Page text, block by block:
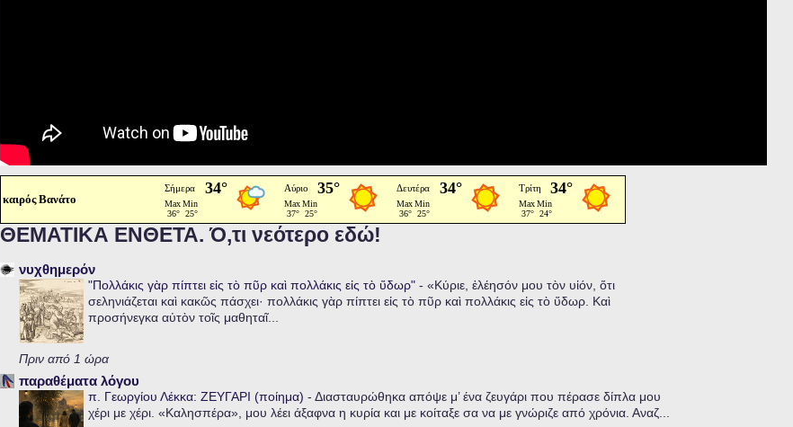
καιρός Βανάτο
ΘΕΜΑΤΙΚΑ ΕΝΘΕΤΑ. Ό,τι νεότερο εδώ!
νυχθημερόν
"Πολλάκις γὰρ πίπτει εἰς τὸ πῦρ καὶ πολλάκις εἰς τὸ ὕδωρ" - «Κύριε, ἐλέησόν μου τὸν υἱόν, ὅτι
σεληνιάζεται καὶ κακῶς πάσχει· πολλάκις γὰρ πίπτει εἰς τὸ πῦρ καὶ πολλάκις εἰς τὸ ὕδωρ. Καὶ
προσήνεγκα αὐτὸν τοῖς μαθηταῖ...
Πριν από 1 ώρα
παραθέματα λόγου
π. Γεωργίου Λέκκα: ΖΕΥΓΑΡΙ (ποίημα) - Διασταυρώθηκα απόψε μ’ ένα ζευγάρι που πέρασε δίπλα μου
χέρι με χέρι. «Καλησπέρα», μου λέει άξαφνα η κυρία και με κοίταξε σα να με γνώριζε από χρόνια. Αναζ...